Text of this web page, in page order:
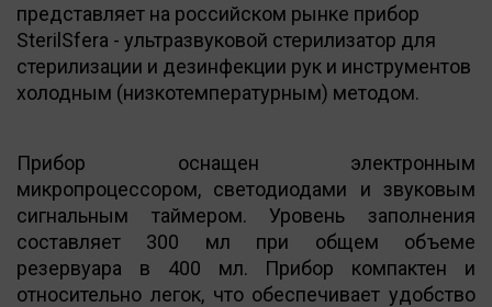
представляет на российском рынке прибор
SterilSfera - ультразвуковой стерилизатор для
стерилизации и дезинфекции рук и инструментов
холодным (низкотемпературным) методом.
Прибор оснащен электронным
микропроцессором, светодиодами и звуковым
сигнальным таймером. Уровень заполнения
составляет 300 мл при общем объеме
резервуара в 400 мл. Прибор компактен и
относительно легок, что обеспечивает удобство